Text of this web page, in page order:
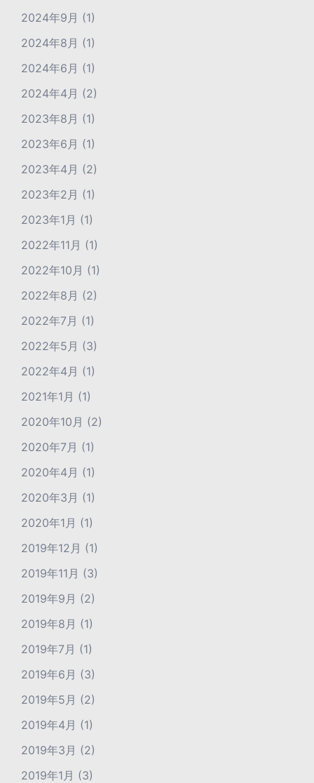
2024年9月 (1)
2024年8月 (1)
2024年6月 (1)
2024年4月 (2)
2023年8月 (1)
2023年6月 (1)
2023年4月 (2)
2023年2月 (1)
2023年1月 (1)
2022年11月 (1)
2022年10月 (1)
2022年8月 (2)
2022年7月 (1)
2022年5月 (3)
2022年4月 (1)
2021年1月 (1)
2020年10月 (2)
2020年7月 (1)
2020年4月 (1)
2020年3月 (1)
2020年1月 (1)
2019年12月 (1)
2019年11月 (3)
2019年9月 (2)
2019年8月 (1)
2019年7月 (1)
2019年6月 (3)
2019年5月 (2)
2019年4月 (1)
2019年3月 (2)
2019年1月 (3)